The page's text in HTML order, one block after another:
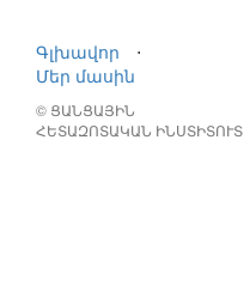
Գլխավոր
⋅
Մեր մասին
© ՑԱՆՑԱՅԻՆ
ՀԵՏԱԶՈՏԱԿԱՆ ԻՆՍՏԻՏՈՒՏ